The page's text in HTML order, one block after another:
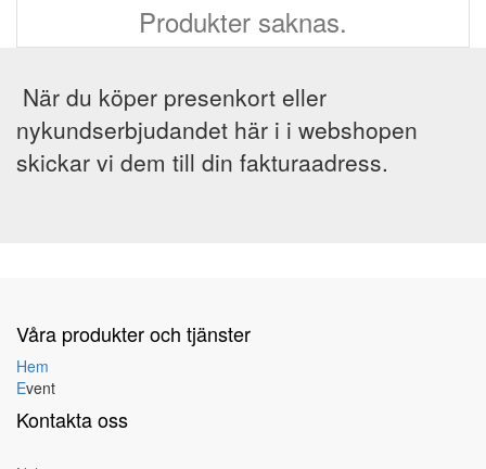
Produkter saknas.
När du köper presenkort eller
nykundserbjudandet här i i webshopen
skickar vi dem till din fakturaadress.
Våra produkter och tjänster
Hem
Event
Kontakta oss